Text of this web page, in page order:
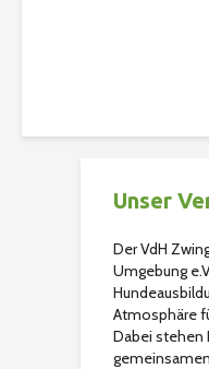
Unser
Der VdH
Umgebung
Atmosphäre
Dabei stehen